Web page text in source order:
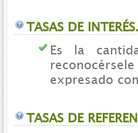
TASAS DE INTERÉS.
Es la
expresado
TASAS DE